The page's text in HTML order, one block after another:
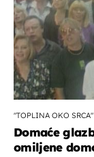
"TOPLINA OKO SRCA"
Domaće
omiljene